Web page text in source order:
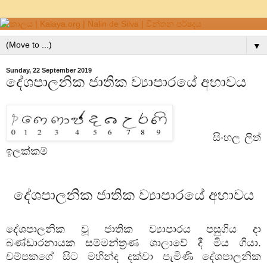
▼
Sunday, 22 September 2019
දේශපාලනික ජාතික ව්‍යාපාරයේ අභාවය
සිංහල ලිත්
ඉලක්කම්
දේශපාලනික ජාතික ව්‍යාපාරයේ අභාවය
දේශපාලනික වූ ජාතික ව්‍යාපාරය පසුගිය දා
බණ්ඩාරනායක සම්මන්ත්‍රණ ශාලාවේ දී මිය ගියා.
චම්පකගේ සිට මහින්ද දක්වා පැමිණි දේශපාලනික